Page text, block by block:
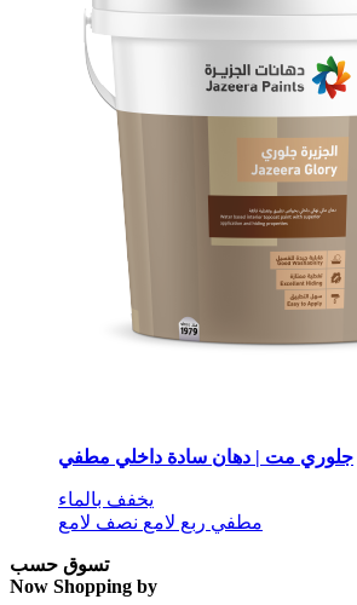
جلوري مت | دهان سادة داخلي مطفي
يخفف بالماء
مطفي ربع لامع نصف لامع
تسوق حسب
Now Shopping by